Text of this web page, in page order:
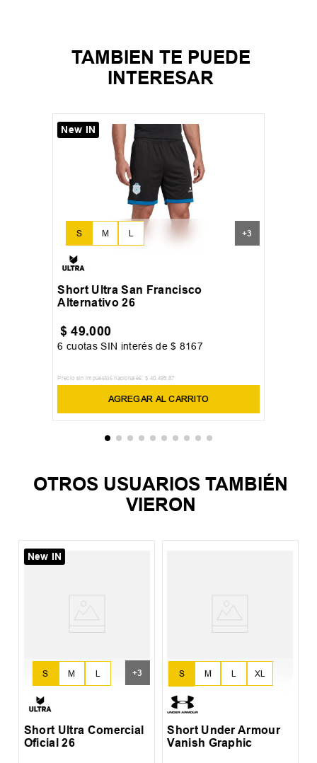
TAMBIEN TE PUEDE
INTERESAR
New IN
S L
M +3
Short Ultra San Francisco
Alternativo 26
$ 49.000
6 cuotas SIN interés de$ 8167
Precio sin impuestos nacionales: $ 40.495 ,87
AGREGAR AL CARRITO
OTROS USUARIOS TAMBIÉN
VIERON
New IN
S L
M +3
Short Ultra Comercial
Oficial 26
S L
M XL
XXL
Short Under Armour
Vanish Graphic